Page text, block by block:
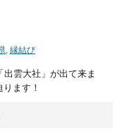
, 縁結び
雲大社」が出て来ま
ります！